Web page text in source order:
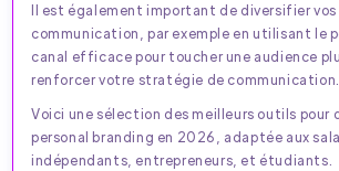
Il est également important de diversifier vos
communication, par exemple en utilisant le
canal efficace pour toucher une audience
renforcer votre stratégie de communication.
Voici une sélection des meilleurs outils pour
personal branding en 2026, adaptée aux
indépendants, entrepreneurs, et étudiants.